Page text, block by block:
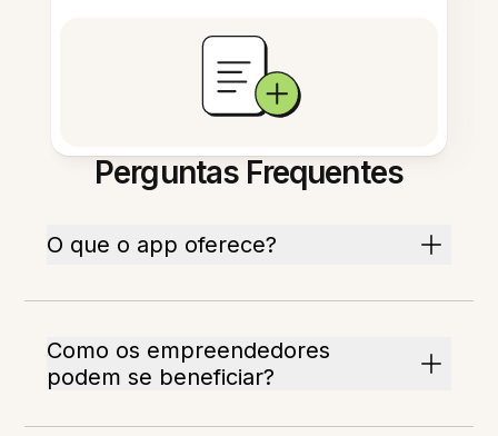
Perguntas Frequentes
O que o app oferece?
Como os empreendedores
podem se beneficiar?